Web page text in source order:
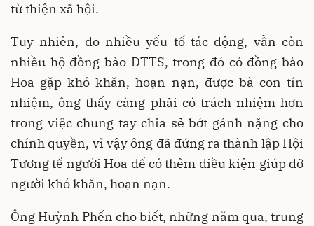
từ thiện xã hội.
Tuy nhiên, do nhiều yếu tố tác động, vẫn còn
nhiều hộ đồng bào DTTS, trong đó có đồng bào
Hoa gặp khó khăn, hoạn nạn, được bà con tín
nhiệm, ông thấy càng phải có trách nhiệm hơn
trong việc chung tay chia sẻ bớt gánh nặng cho
chính quyền, vì vậy ông đã đứng ra thành lập Hội
Tương tế người Hoa để có thêm điều kiện giúp đỡ
người khó khăn, hoạn nạn.
Ông Huỳnh Phến cho biết, những năm qua, trung